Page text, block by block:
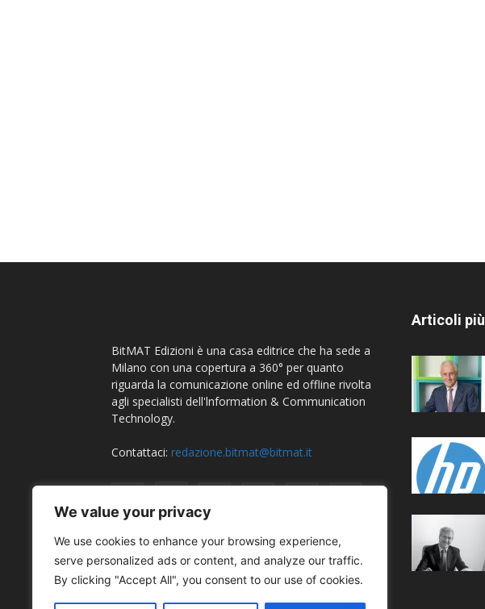
We value your privacy
We use cookies to enhance your browsing experience,
serve personalized ads or content, and analyze our traffic.
By clicking "Accept All", you consent to our use of cookies.
BitMAT Edizioni è una casa editrice che ha sede a
Milano con una copertura a 360° per quanto
riguarda la comunicazione online ed offline rivolta
agli specialisti dell'lnformation & Communication
Technology.
Contattaci: redazione.bitmat@bitmat.it
Articoli